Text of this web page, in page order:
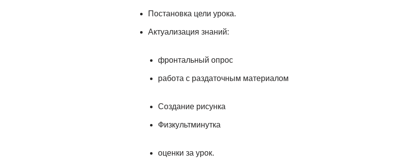
Постановка цели урока.
Актуализация знаний:
фронтальный опрос
работа с раздаточным материалом
Создание рисунка
Физкультминутка
оценки за урок.